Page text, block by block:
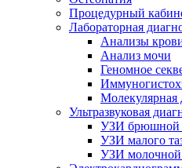
Процедурный
Лабораторная
Анализы
Анализ мочи
Геномное
Молекулярная
Ультразвуковая
УЗИ брюшной
УЗИ малого
УЗИ